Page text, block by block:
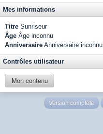
Mes informations
Titre Sunriseur
Âge Âge inconnu
Anniversaire Anniversaire inconnu
Contrôles utilisateur
Mon contenu
Version complète